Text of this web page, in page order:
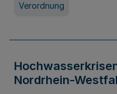
Verordnung
Nordrhein-